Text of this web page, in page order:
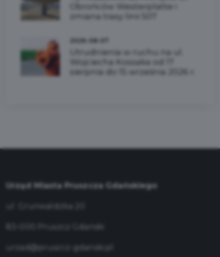
Obrońców Westerplatte i
zmiana trasy linii 507
Utrudnienia w ruchu na ul.
Wojciecha Kossaka od 17
sierpnia do 15 września 2026 r.
Urząd Miasta Pruszcza Gdańskiego
urzad@pruszcz-gdanski.pl